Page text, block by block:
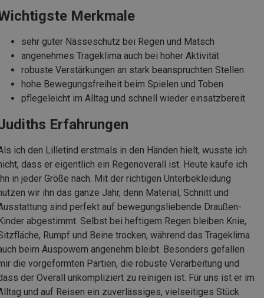
Merkmale
sehr guter Nässeschutz bei Regen und Matsch
angenehmes Trageklima auch bei hoher Aktivität
robuste Verstärkungen an stark beanspruchten Stellen
hohe Bewegungsfreiheit beim Spielen und Toben
pflegeleicht im Alltag und schnell wieder einsatzbereit
Erfahrungen
ich den Lilletind erstmals in den Händen hielt, wusste ich
dass er eigentlich ein Regenoverall ist. Heute kaufe ich
in jeder Größe nach. Mit der richtigen Unterbekleidung
wir ihn das ganze Jahr, denn Material, Schnitt und
sind perfekt auf bewegungsliebende Draußen-
abgestimmt. Selbst bei heftigem Regen bleiben Knie,
Rumpf und Beine trocken, während das Trageklima
beim Auspowern angenehm bleibt. Besonders gefallen
die vorgeformten Partien, die robuste Verarbeitung und
der Overall unkompliziert zu reinigen ist. Für uns ist er im
und auf Reisen ein zuverlässiges, vielseitiges Stück